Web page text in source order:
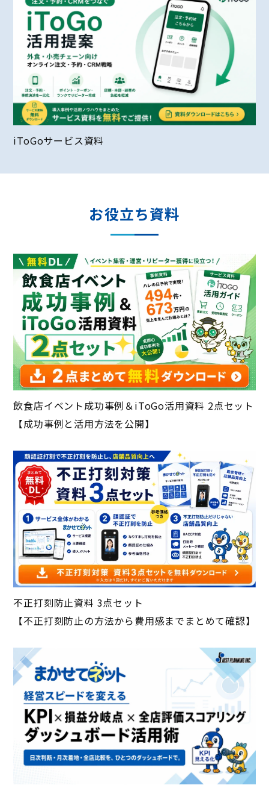
iToGoサービス資料
お役立ち資料
飲食店イベント成功事例＆iToGo活用資料 2点セット
【成功事例と活用方法を公開】
不正打刻防止資料 3点セット
【不正打刻防止の方法から費用感までまとめて確認】